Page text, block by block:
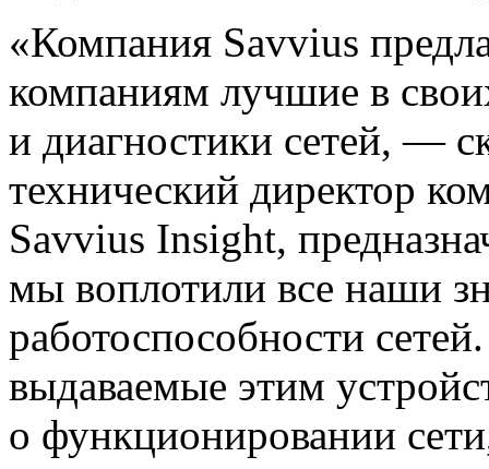
«Компания Savvius
компаниям лучшие в
и диагностики сетей, —
технический директор
Savvius Insight,
мы воплотили все наши
работоспособности
выдаваемые этим
о функционировании